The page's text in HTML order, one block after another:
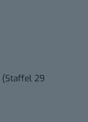
(Staffel 29